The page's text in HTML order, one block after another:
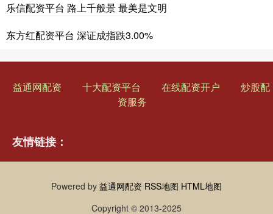
乐信配资平台 路上千般景 最美是文明
东方红配资平台 深证成指跌3.00%
益通网配资 十大配资平台 在线配资开户
炒股配
资服务
友情链接：
Powered by 益通网配资 RSS地图 HTML地图
Copyright © 2013-2025